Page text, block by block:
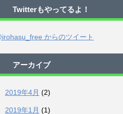
Twitterもやってるよ！
からのツイート
アーカイブ
2019年4月 (2)
2019年1月 (1)